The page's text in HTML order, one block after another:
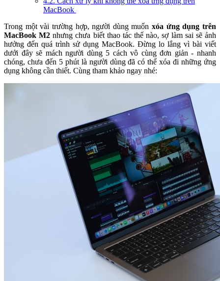
MacBook
Trong một vài trường hợp, người dùng muốn xóa ứng dụng trên
MacBook M2 nhưng chưa biết thao tác thế nào, sợ làm sai sẽ ảnh
hưởng đến quá trình sử dụng MacBook. Đừng lo lắng vì bài viết
dưới đây sẽ mách người dùng 5 cách vô cùng đơn giản - nhanh
chóng, chưa đến 5 phút là người dùng đã có thể xóa đi những ứng
dụng không cần thiết. Cùng tham khảo ngay nhé: